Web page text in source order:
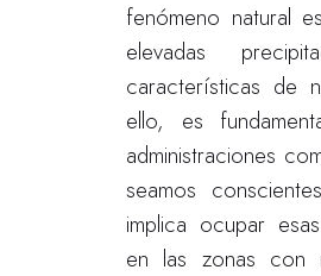
fenómeno natural
elevadas
características de
ello, es
administraciones
seamos
implica ocupar
en las zonas con